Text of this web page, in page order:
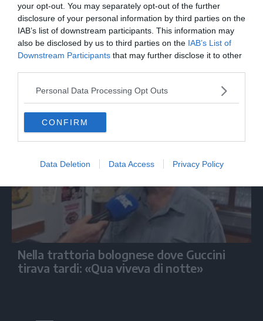
your opt-out. You may separately opt-out of the further
disclosure of your personal information by third parties on the
IAB’s list of downstream participants. This information may
also be disclosed by us to third parties on the IAB’s List of
Downstream Participants that may further disclose it to other
Personal Data Processing Opt Outs
CONFIRM
Data Deletion Data Access Privacy Policy
Assisi, bagno di folla per Papa Leone a
Santa Maria degli Angeli
Nella trattoria bolognese dove Guccini
tirava tardi: «Qua viveva di notte»